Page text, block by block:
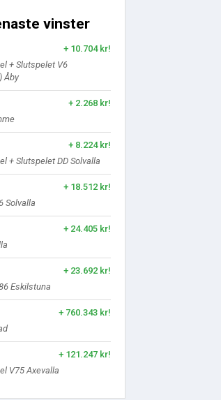
vinster
+ 10.704 kr!
+ Slutspelet V6
Åby
+ 2.268 kr!
+ 8.224 kr!
+ Slutspelet DD Solvalla
+ 18.512 kr!
Solvalla
+ 24.405 kr!
+ 23.692 kr!
Eskilstuna
+ 760.343 kr!
+ 121.247 kr!
V75 Axevalla